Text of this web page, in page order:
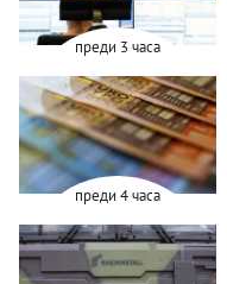
преди 3 часа
преди 4 часа